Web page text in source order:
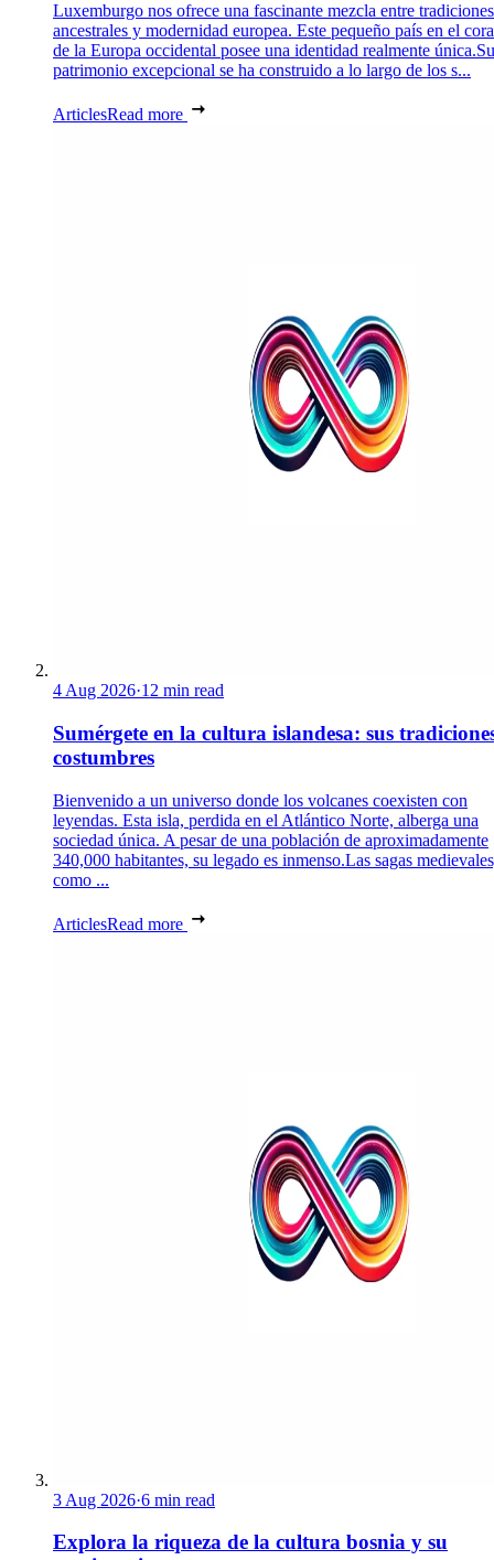
Luxemburgo nos ofrece una fascinante mezcla entre tradiciones
ancestrales y modernidad europea. Este pequeño país en el
de la Europa occidental posee una identidad realmente única.Su
patrimonio excepcional se ha construido a lo largo de los s...
ArticlesRead more
4 Aug 2026·12 min read
Sumérgete en la cultura islandesa: sus
costumbres
Bienvenido a un universo donde los volcanes coexisten con
leyendas. Esta isla, perdida en el Atlántico Norte, alberga una
sociedad única. A pesar de una población de aproximadamente
340,000 habitantes, su legado es inmenso.Las sagas
como ...
ArticlesRead more
3 Aug 2026·6 min read
Explora la riqueza de la cultura bosnia y su